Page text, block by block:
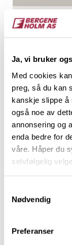
Ja, vi bruker
Med cookies
preg, så du kan
kanskje slippe å
også noe av
annonsering og
enda bedre for
våre. Håper du
selvfølgelig
Nødvendig
Preferanser
Gran
56242423
Rektangulær
er den klart
mange
enkelhet
Belistning,